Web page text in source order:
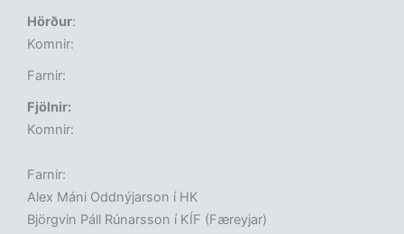
Hörður:
Komnir:
Farnir:
Fjölnir:
Komnir:
Farnir:
Alex Máni Oddnýjarson í HK
Björgvin Páll Rúnarsson í KÍF (Færeyjar)